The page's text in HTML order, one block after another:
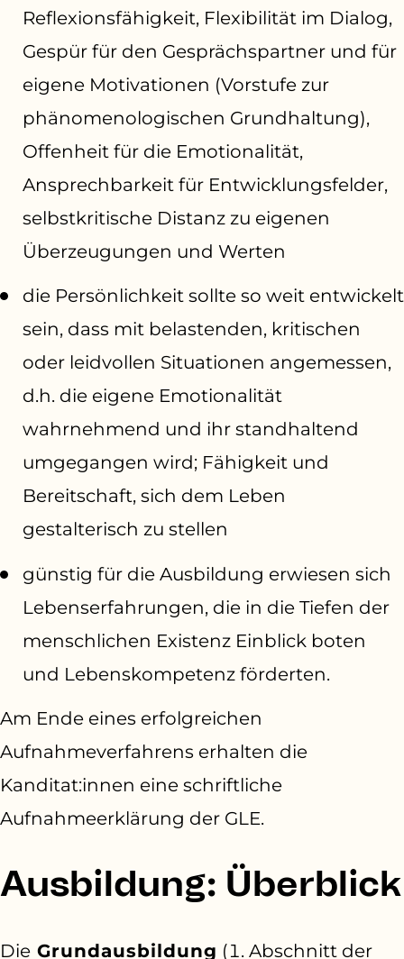
Reflexionsfähigkeit, Flexibilität im Dialog,
Gespür für den Gesprächspartner und für
eigene Motivationen (Vorstufe zur
phänomenologischen Grundhaltung),
Offenheit für die Emotionalität,
Ansprechbarkeit für Entwicklungsfelder,
selbstkritische Distanz zu eigenen
Überzeugungen und Werten
die Persönlichkeit sollte so weit entwickelt
sein, dass mit belastenden, kritischen
oder leidvollen Situationen angemessen,
d.h. die eigene Emotionalität
wahrnehmend und ihr standhaltend
umgegangen wird; Fähigkeit und
Bereitschaft, sich dem Leben
gestalterisch zu stellen
günstig für die Ausbildung erwiesen sich
Lebenserfahrungen, die in die Tiefen der
menschlichen Existenz Einblick boten
und Lebenskompetenz förderten.
Am Ende eines erfolgreichen
Aufnahmeverfahrens erhalten die
Kanditat:innen eine schriftliche
Aufnahmeerklärung der GLE.
Ausbildung: Überblick
Die Grundausbildung (1. Abschnitt der